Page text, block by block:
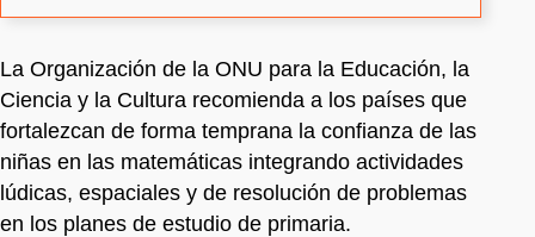
La Organización de la ONU para la Educación, la
Ciencia y la Cultura recomienda a los países que
fortalezcan de forma temprana la confianza de las
niñas en las matemáticas integrando actividades
lúdicas, espaciales y de resolución de problemas
en los planes de estudio de primaria.